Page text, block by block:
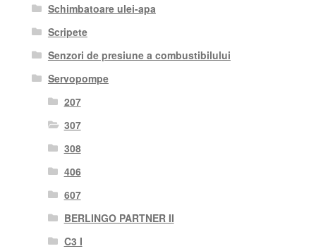
Schimbatoare ulei-apa
Scripete
Senzori de presiune a combustibilului
Servopompe
207
307
308
406
607
BERLINGO PARTNER II
C3 I